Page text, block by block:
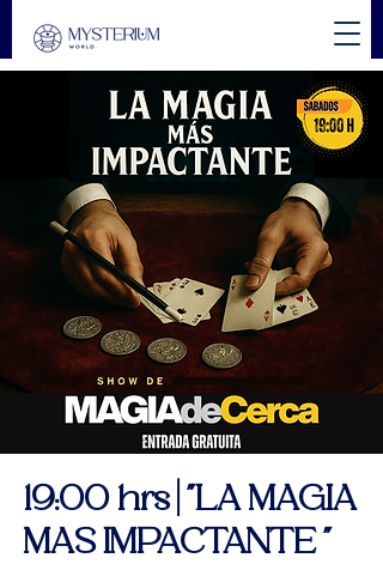
19:00 hrs | "LA MAGIA
MAS IMPACTANTE "